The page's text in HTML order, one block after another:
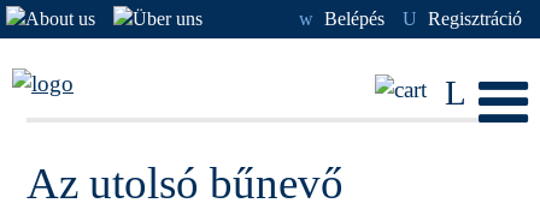
w Belépés U Regisztráció
L
Az utolsó bűnevő